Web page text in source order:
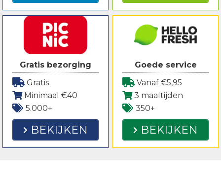
Gratis bezorging
Gratis
Minimaal €40
5.000+
BEKIJKEN
Goede service
Vanaf €5,95
3 maaltijden
350+
BEKIJKEN